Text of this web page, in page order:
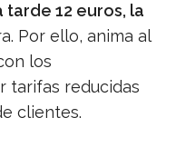
tarde 12 euros, la
Por ello, anima al
los
tarifas reducidas
clientes.